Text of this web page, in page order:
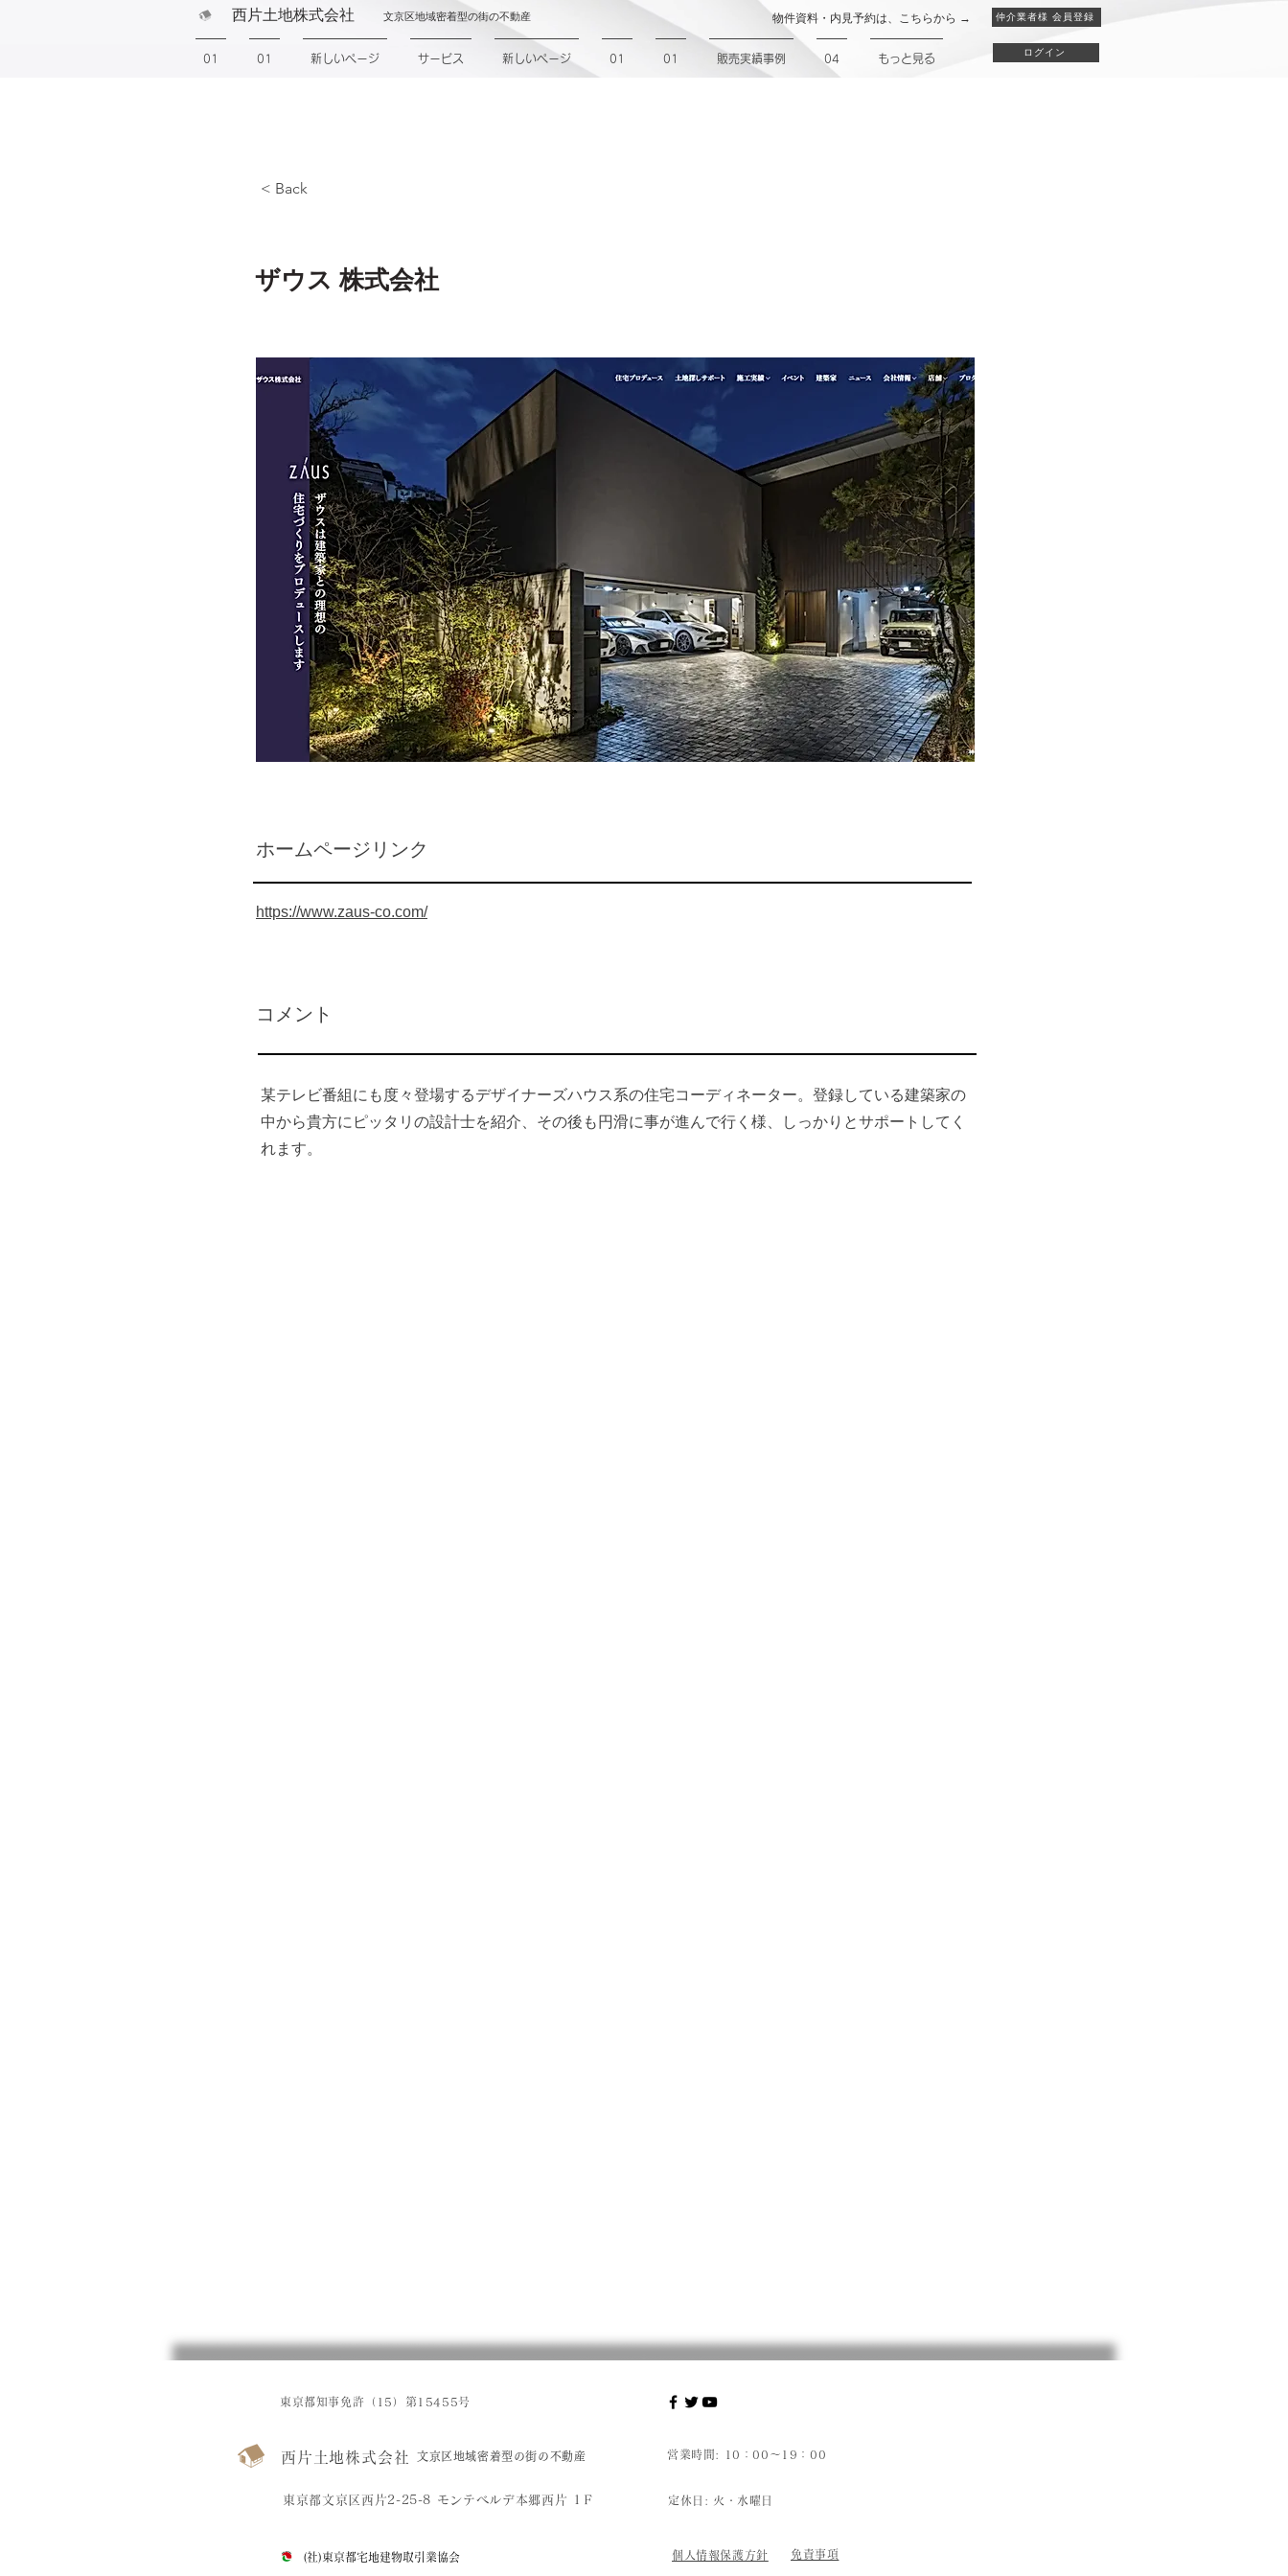
文京区地域密着型の街の不動産
西片土地株式会社 物件資料・内見予約は、こちらから → 仲介業者様 会員登録
01 01 新しいページ サービス 新しいページ 01 01 販売実績事例 04 もっと見る
ログイン
< Back
Recipe name
ザウス 株式会社
​ホームページリンク
https://www.zaus-co.com/
​コメント
某テレビ番組にも度々登場するデザイナーズハウス系の住宅コーディネーター。登録している建築家の
中から貴方にピッタリの設計士を紹介、その後も円滑に事が進んで行く様、しっかりとサポートしてく
れます。
東京都知事免許（15）第15455号
西片土地株式会社 文京区地域密着型の街の不動産 営業時間: 10：00～19：00
東京都文京区西片2-25-8 モンテベルデ本郷西片 1Ｆ
(社)東京都宅地建物取引業協会
定休日: 火・水曜日
個人情報保護方針 免責事項